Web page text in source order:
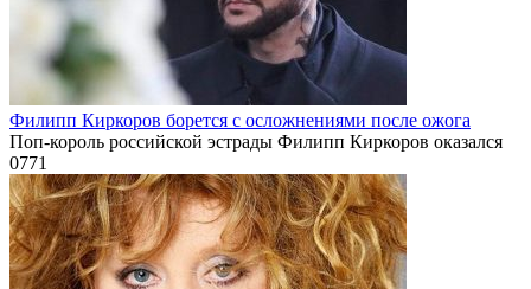
Филипп Киркоров борется с осложнениями после ожога
Поп-король российской эстрады Филипп Киркоров оказался
0771